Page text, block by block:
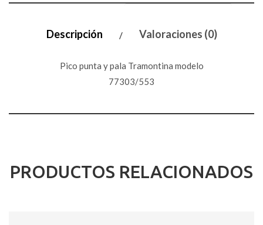
Descripción Valoraciones (0)
Pico punta y pala Tramontina modelo
77303/553
PRODUCTOS RELACIONADOS